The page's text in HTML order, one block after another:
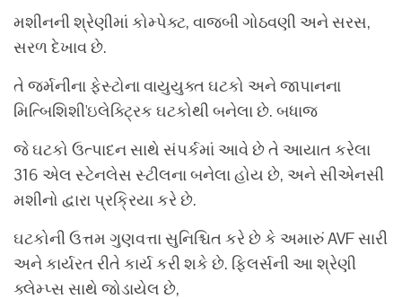
મશીનની શ્રેણીમાં કોમ્પેક્ટ, વાજબી ગોઠવણી અને સરસ,
સરળ દેખાવ છે.
તે જર્મનીના ફેસ્ટોના વાયુયુક્ત ઘટકો અને જાપાનના
મિત્બિશિશી'ઇલેક્ટ્રિક ઘટકોથી બનેલા છે. બધાજ
જે ઘટકો ઉત્પાદન સાથે સંપર્કમાં આવે છે તે આયાત કરેલા
316 એલ સ્ટેનલેસ સ્ટીલના બનેલા હોય છે, અને સીએનસી
મશીનો દ્વારા પ્રક્રિયા કરે છે.
ઘટકોની ઉત્તમ ગુણવત્તા સુનિશ્ચિત કરે છે કે અમારું AVF સારી
અને કાર્યરત રીતે કાર્ય કરી શકે છે. ફિલર્સની આ શ્રેણી
ક્લેમ્પ્સ સાથે જોડાયેલ છે,